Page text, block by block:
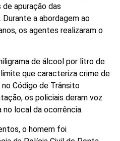
apuração das
a abordagem ao
os agentes realizaram o
de álcool por litro de
que caracteriza crime de
Código de Trânsito
os policiais deram voz
no local da ocorrência.
o homem foi